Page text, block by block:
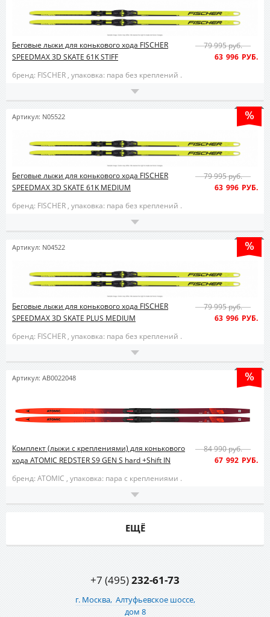
79 995 руб.
63 996 РУБ.
Беговые лыжи для конькового хода FISCHER
SPEEDMAX 3D SKATE 61K STIFF
бренд: FISCHER , упаковка: пара без креплений .
Артикул: N05522
79 995 руб.
63 996 РУБ.
Беговые лыжи для конькового хода FISCHER
SPEEDMAX 3D SKATE 61K MEDIUM
бренд: FISCHER , упаковка: пара без креплений .
Артикул: N04522
79 995 руб.
63 996 РУБ.
Беговые лыжи для конькового хода FISCHER
SPEEDMAX 3D SKATE PLUS MEDIUM
бренд: FISCHER , упаковка: пара без креплений .
Артикул: AB0022048
84 990 руб.
67 992 РУБ.
Комплект (лыжи с креплениями) для конькового
хода ATOMIC REDSTER S9 GEN S hard +Shift IN
бренд: ATOMIC , упаковка: пара с креплениями .
ЕЩЁ
+7 (495)232-61-73
г. Москва, Алтуфьевское шоссе,
дом 8